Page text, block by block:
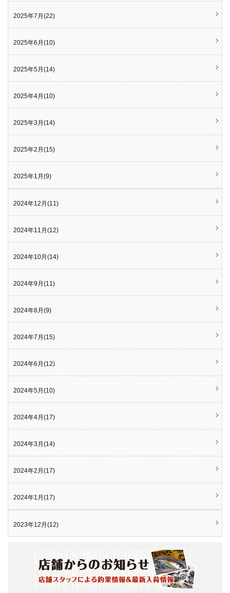
2025年7月(22)
2025年6月(10)
2025年5月(14)
2025年4月(10)
2025年3月(14)
2025年2月(15)
2025年1月(9)
2024年12月(11)
2024年11月(12)
2024年10月(14)
2024年9月(11)
2024年8月(9)
2024年7月(15)
2024年6月(12)
2024年5月(10)
2024年4月(17)
2024年3月(14)
2024年2月(17)
2024年1月(17)
2023年12月(12)